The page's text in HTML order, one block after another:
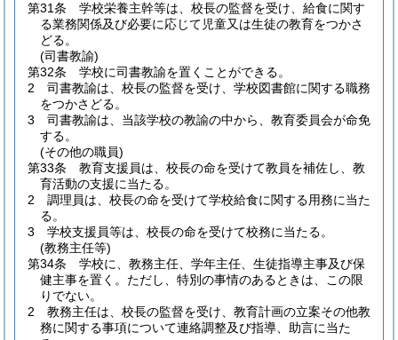
第31条
学校栄養主幹等は、校長の監督を受け、給食に関す
る業務関係及び必要に応じて児童又は生徒の教育をつかさ
どる。
(司書教諭)
第32条
学校に司書教諭を置くことができる。
2
司書教諭は、校長の監督を受け、学校図書館に関する職務
をつかさどる。
3
司書教諭は、当該学校の教諭の中から、教育委員会が命免
する。
(その他の職員)
第33条
教育支援員は、校長の命を受けて教員を補佐し、教
育活動の支援に当たる。
2
調理員は、校長の命を受けて学校給食に関する用務に当た
る。
3
学校支援員等は、校長の命を受けて校務に当たる。
(教務主任等)
第34条
学校に、教務主任、学年主任、生徒指導主事及び保
健主事を置く。 ただし、特別の事情のあるときは、この限
りでない。
2
教務主任は、校長の監督を受け、教育計画の立案その他教
務に関する事項について連絡調整及び指導、助言に当た